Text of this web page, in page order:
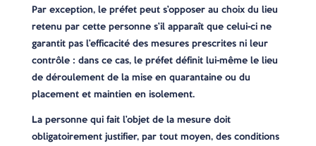
Par exception, le préfet peut s’opposer au choix du lieu
retenu par cette personne s’il apparaît que celui-ci ne
garantit pas l’efficacité des mesures prescrites ni leur
contrôle : dans ce cas, le préfet définit lui-même le lieu
de déroulement de la mise en quarantaine ou du
placement et maintien en isolement.
La personne qui fait l’objet de la mesure doit
obligatoirement justifier, par tout moyen, des conditions